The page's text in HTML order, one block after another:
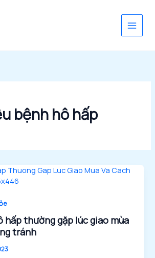
bệnh hô hấp
hấp thường gặp lúc giao mùa
tránh